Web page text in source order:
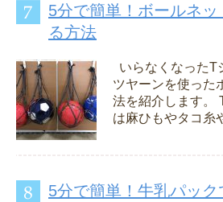
5分で簡単！ボールネ
る方法
いらなくなったT
ツヤーンを使った
法を紹介します。
は麻ひもやタコ糸
5分で簡単！牛乳パック